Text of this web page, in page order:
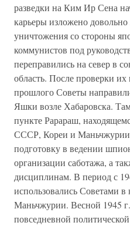
разведки на Ким Ир Сена
карьеры изложено
уничтожения со стороны
коммунистов под
переправились на север в
область. После проверки
прошлого Советы
Яшки возле Хабаровска.
пункте Рарараш,
СССР, Кореи и
подготовку в ведении
организации саботажа, а
дисциплинам. В период с
использовались Советами в
Маньчжурии. Весной 1945
повседневной